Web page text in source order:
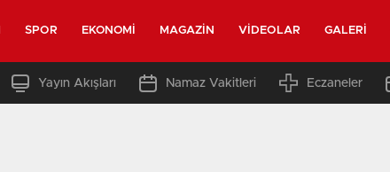
SPOR EKONOMI MAGAZIN VIDEOLAR GALERI
Yayın Akışları Namaz Vakitleri Eczaneler